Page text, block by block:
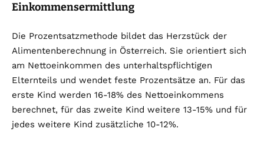
Einkommensermittlung
Die Prozentsatzmethode bildet das Herzstück der
Alimentenberechnung in Österreich. Sie orientiert sich
am Nettoeinkommen des unterhaltspflichtigen
Elternteils und wendet feste Prozentsätze an. Für das
erste Kind werden 16-18% des Nettoeinkommens
berechnet, für das zweite Kind weitere 13-15% und für
jedes weitere Kind zusätzliche 10-12%.